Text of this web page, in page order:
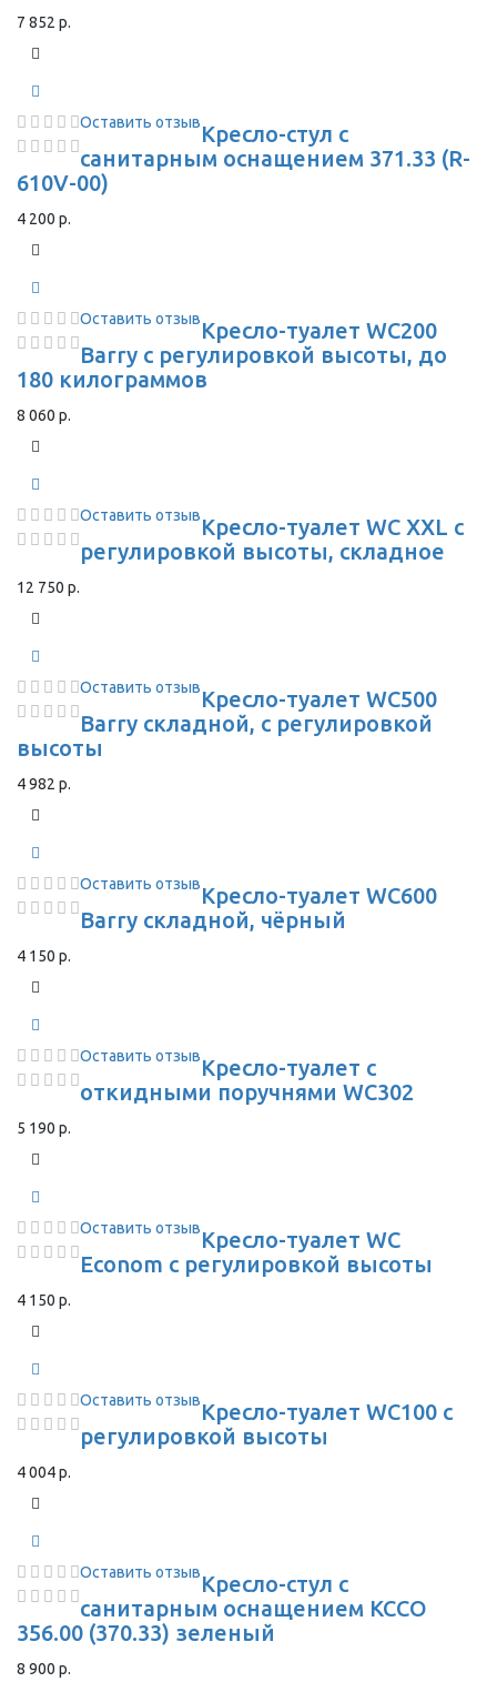
7 852 р.
Оставить отзывКресло-стул с
санитарным оснащением 371.33 (R-
610V-00)
4 200 р.
Оставить отзывКресло-туалет WC200
Barry с регулировкой высоты, до
180 килограммов
8 060 р.
Оставить отзывКресло-туалет WC XXL с
регулировкой высоты, складное
12 750 р.
Оставить отзывКресло-туалет WC500
Barry складной, с регулировкой
высоты
4 982 р.
Оставить отзывКресло-туалет WC600
Barry складной, чёрный
4 150 р.
Оставить отзывКресло-туалет с
откидными поручнями WC302
5 190 р.
Оставить отзывКресло-туалет WC
Econom с регулировкой высоты
4 150 р.
Оставить отзывКресло-туалет WC100 с
регулировкой высоты
4 004 р.
Оставить отзывКресло-стул с
санитарным оснащением КССО
356.00 (370.33) зеленый
8 900 р.